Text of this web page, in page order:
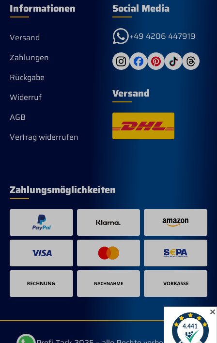
Informationen
Versand
Zahlungen
Rückgabe
Widerruf
AGB
Vertrag widerrufen
Social Media
+49 4206 447919
Versand
Zahlungsmöglichkeiten
✕